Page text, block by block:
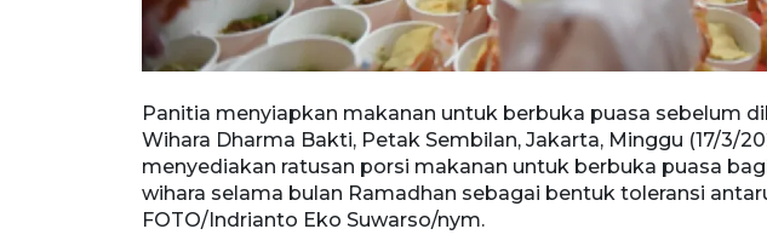
Panitia menyiapkan makanan untuk berbuka puasa sebelum
Wihara Dharma Bakti, Petak Sembilan, Jakarta, Minggu (17/3/
menyediakan ratusan porsi makanan untuk berbuka puasa
wihara selama bulan Ramadhan sebagai bentuk toleransi
FOTO/Indrianto Eko Suwarso/nym.